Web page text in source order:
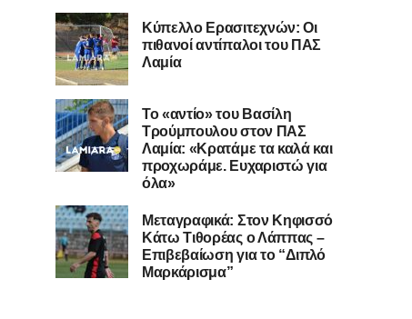
Κύπελλο Ερασιτεχνών: Οι
πιθανοί αντίπαλοι του ΠΑΣ
Λαμία
Το «αντίο» του Βασίλη
Τρούμπουλου στον ΠΑΣ
Λαμία: «Κρατάμε τα καλά και
προχωράμε. Ευχαριστώ για
όλα»
Μεταγραφικά: Στον Κηφισσό
Κάτω Τιθορέας ο Λάππας –
Επιβεβαίωση για το “Διπλό
Μαρκάρισμα”